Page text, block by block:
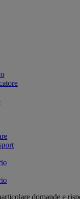
domande e